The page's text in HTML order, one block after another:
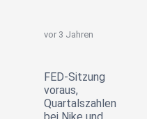
vor 3 Jahren
FED-Sitzung
voraus,
Quartalszahlen